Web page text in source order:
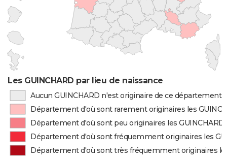
Les GUINCHARD par lieu de naissance
Aucun GUINCHARD n'est originaire de ce département
Département d'où sont rarement originaires les
Département d'où sont peu originaires les GUINCHARD
Département d'où sont fréquemment originaires les
Département d'où sont très fréquemment originaires